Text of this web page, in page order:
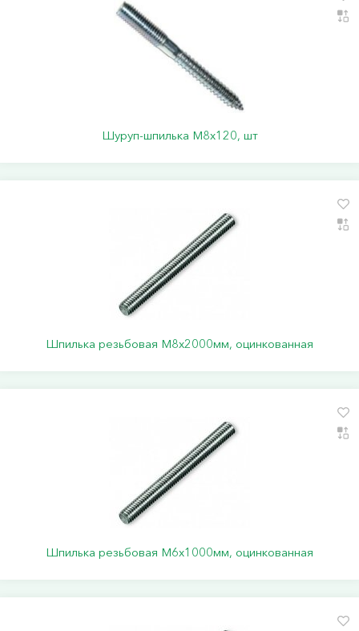
Шуруп-шпилька М8х120, шт
Шпилька резьбовая М8х2000мм, оцинкованная
Шпилька резьбовая М6х1000мм, оцинкованная